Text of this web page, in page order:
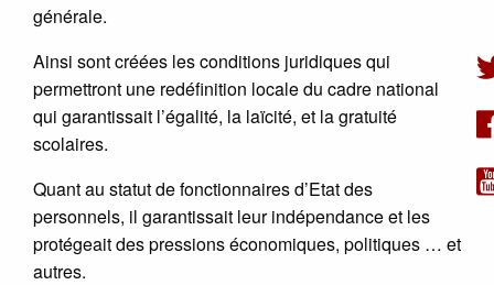
générale.
Ainsi sont créées les conditions juridiques qui
permettront une redéfinition locale du cadre national
qui garantissait l’égalité, la laïcité, et la gratuité
scolaires.
Quant au statut de fonctionnaires d’Etat des
personnels, il garantissait leur indépendance et les
protégeait des pressions économiques, politiques … et
autres.